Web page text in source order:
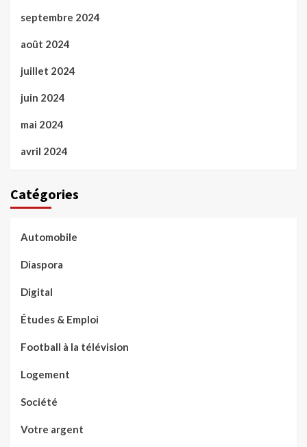
septembre 2024
août 2024
juillet 2024
juin 2024
mai 2024
avril 2024
Catégories
Automobile
Diaspora
Digital
Études & Emploi
Football à la télévision
Logement
Société
Votre argent